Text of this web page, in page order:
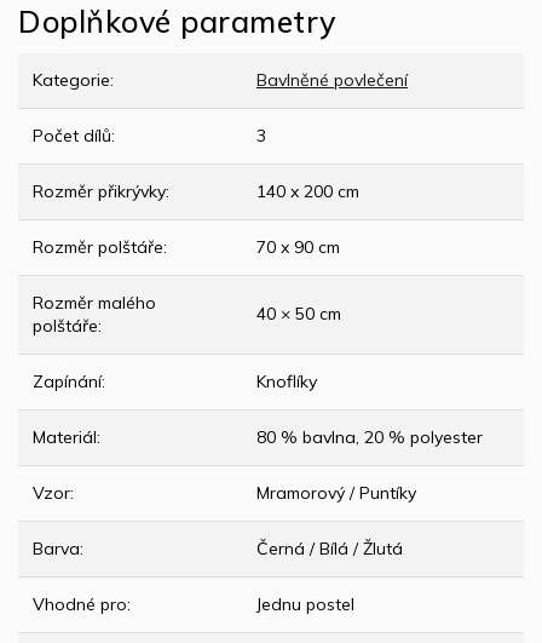
Doplňkové parametry
Kategorie: Bavlněné povlečení
Počet dílů: 3
Rozměr přikrývky: 140 x 200 cm
Rozměr polštáře: 70 x 90 cm
Rozměr malého
polštáře:
40 × 50 cm
Zapínání: Knoflíky
Materiál: 80 % bavlna, 20 % polyester
Vzor: Mramorový / Puntíky
Barva: Černá / Bílá / Žlutá
Vhodné pro: Jednu postel